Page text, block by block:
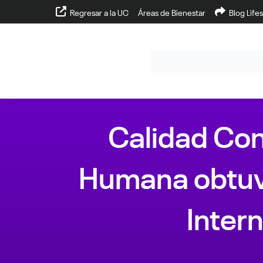
Regresar a la UC Áreas de Bienestar Blog
Calidad
Humana